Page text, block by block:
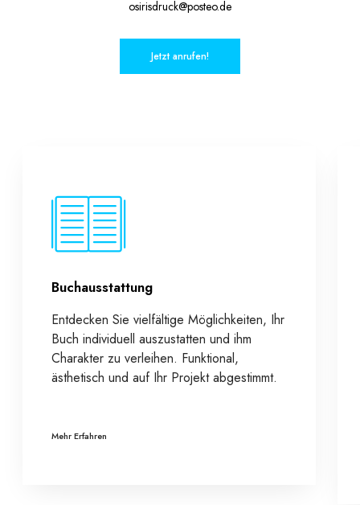
osirisdruck@posteo.de
Jetzt anrufen!
Buchausstattung
Entdecken Sie vielfältige Möglichkeiten, Ihr
Buch individuell auszustatten und ihm
Charakter zu verleihen. Funktional,
ästhetisch und auf Ihr Projekt abgestimmt.
Mehr Erfahren